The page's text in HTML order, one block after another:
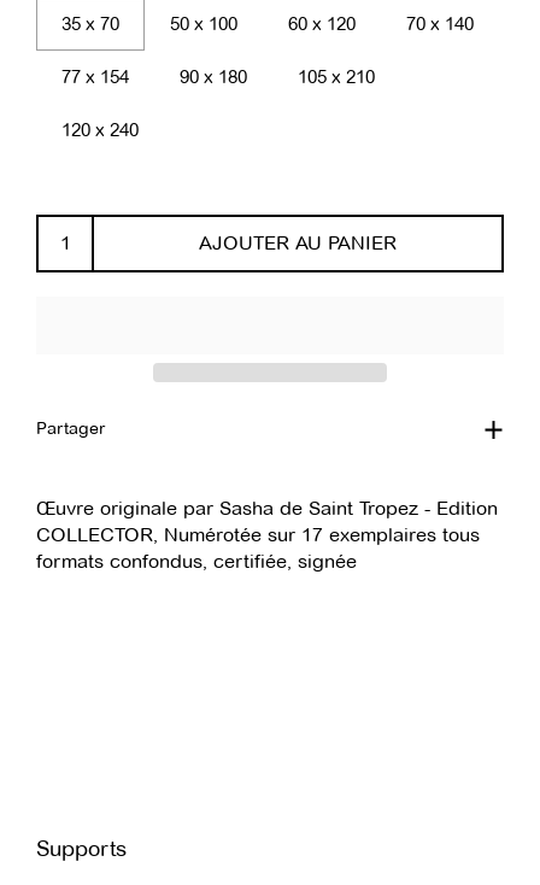
35 x 70 50 x 100 60 x 120 70 x 140
77 x 154 90 x 180 105 x 210
120 x 240
AJOUTER AU PANIER
Partager
Œuvre originale par Sasha de Saint Tropez - Edition
COLLECTOR, Numérotée sur 17 exemplaires tous
formats confondus, certifiée, signée
Supports